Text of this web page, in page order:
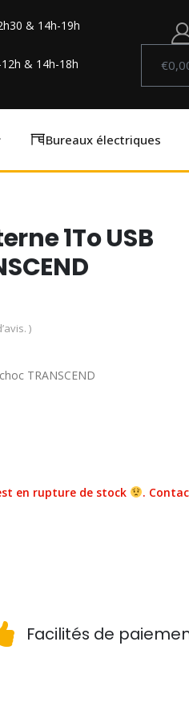
& 14h-19h
12h & 14h-18h
€
Bureaux électriques
1To USB
)
TRANSCEND
en rupture de stock
.
Facilités de